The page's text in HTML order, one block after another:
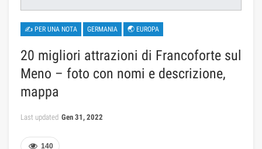
✍ PER UNA NOTA GERMANIA 🌏 EUROPA
20 migliori attrazioni di Francoforte sul
Meno – foto con nomi e descrizione,
mappa
Last updated Gen 31, 2022
140